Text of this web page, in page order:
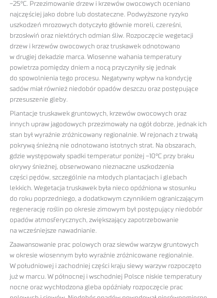
−25°C. Przezimowanie drzew i krzewów owocowych oceniano
najczęściej jako dobre lub dostateczne. Podwyższone ryzyko
uszkodzeń mrozowych dotyczyło głównie moreli, czereśni,
brzoskwiń oraz niektórych odmian śliw. Rozpoczęcie wegetacji
drzew i krzewów owocowych oraz truskawek odnotowano
w drugiej dekadzie marca. Wiosenne wahania temperatury
powietrza pomiędzy dniem a nocą przyczyniły się jednak
do spowolnienia tego procesu. Negatywny wpływ na kondycję
sadów miał również niedobór opadów deszczu oraz postępujące
przesuszenie gleby.
Plantacje truskawek gruntowych, krzewów owocowych oraz
innych upraw jagodowych przezimowały na ogół dobrze, jednak ich
stan był wyraźnie zróżnicowany regionalnie. W rejonach z trwałą
pokrywą śnieżną nie odnotowano istotnych strat. Na obszarach,
gdzie występowały spadki temperatur poniżej −10°C przy braku
okrywy śnieżnej, obserwowano nieznaczne uszkodzenia
części pędów, szczególnie na młodych plantacjach i glebach
lekkich. Wegetacja truskawek była nieco opóźniona w stosunku
do roku poprzedniego, a dodatkowym czynnikiem ograniczającym
regenerację roślin po okresie zimowym był postępujący niedobór
opadów atmosferycznych, zwiększający zapotrzebowanie
na wcześniejsze nawadnianie.
Zaawansowanie prac polowych oraz siewów warzyw gruntowych
w okresie wiosennym było wyraźnie zróżnicowane regionalnie.
W południowej i zachodniej części kraju siewy warzyw rozpoczęto
już w marcu. W północnej i wschodniej Polsce niskie temperatury
nocne oraz wychłodzona gleba opóźniały rozpoczęcie prac